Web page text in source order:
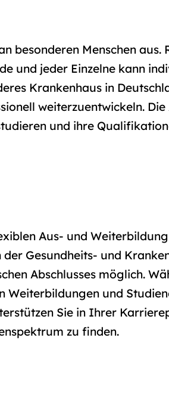
besonderen Menschen
und jeder Einzelne kann
Krankenhaus in
weiterzuentwickeln.
und ihre
Aus- und
Gesundheits- und
Abschlusses möglich.
und
Sie in Ihrer
zu finden.